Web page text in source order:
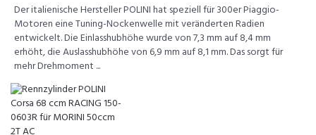
Der italienische Hersteller POLINI hat speziell für 300er Piaggio-
Motoren eine Tuning-Nockenwelle mit veränderten Radien
entwickelt. Die Einlasshubhöhe wurde von 7,3 mm auf 8,4 mm
erhöht, die Auslasshubhöhe von 6,9 mm auf 8,1 mm. Das sorgt für
mehr Drehmoment ...